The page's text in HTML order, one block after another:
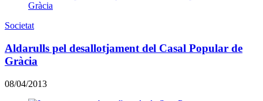
Societat
Aldarulls pel desallotjament del Casal Popular de
Gràcia
08/04/2013